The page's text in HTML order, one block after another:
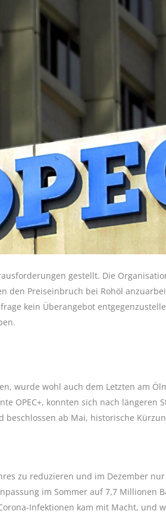
gestellt. Die
den Preiseinbruch bei Rohöl
kein Überangebot
wurde wohl auch dem Letzten am
OPEC+, konnten sich nach längeren
ab Mai, historische
zu reduzieren und im Dezember
im Sommer auf 7,7 Millionen
Infektionen kam mit Macht, und